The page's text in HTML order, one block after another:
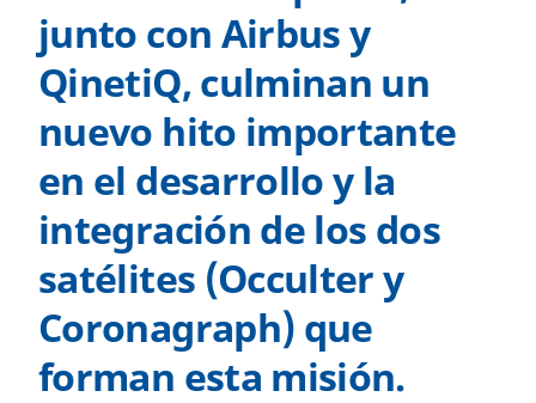
junto con Airbus y
QinetiQ, culminan un
nuevo hito importante
en el desarrollo y la
integración de los dos
satélites (Occulter y
Coronagraph) que
forman esta misión.